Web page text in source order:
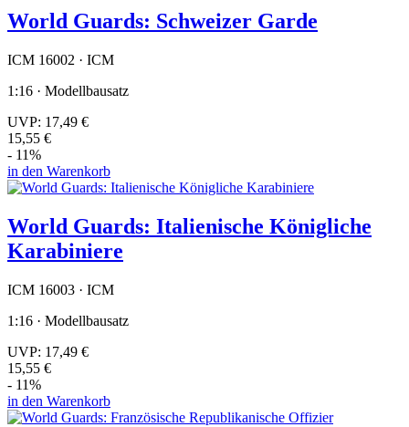
World Guards: Schweizer Garde
ICM 16002 · ICM
1:16 · Modellbausatz
UVP: 17,49 €
15,55 €
- 11%
in den Warenkorb
World Guards: Italienische Königliche
Karabiniere
ICM 16003 · ICM
1:16 · Modellbausatz
UVP: 17,49 €
15,55 €
- 11%
in den Warenkorb